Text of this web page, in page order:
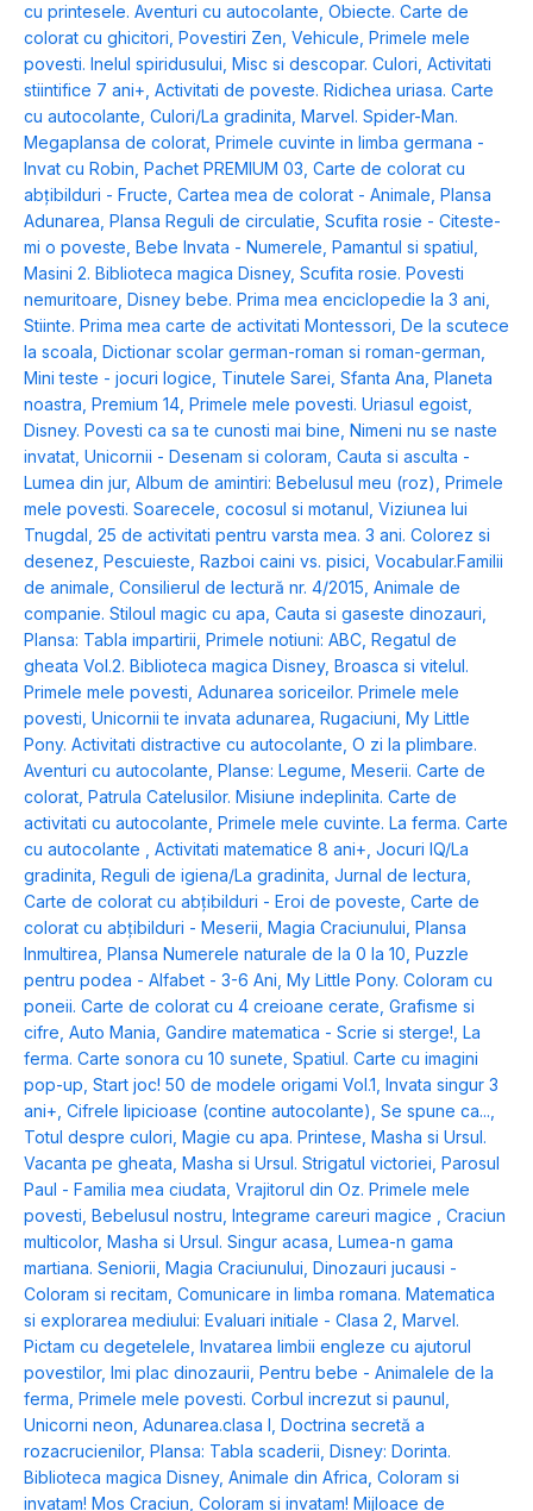
cu printesele. Aventuri cu autocolante, Obiecte. Carte de
colorat cu ghicitori, Povestiri Zen, Vehicule, Primele mele
povesti. Inelul spiridusului, Misc si descopar. Culori, Activitati
stiintifice 7 ani+, Activitati de poveste. Ridichea uriasa. Carte
cu autocolante, Culori/La gradinita, Marvel. Spider-Man.
Megaplansa de colorat, Primele cuvinte in limba germana -
Invat cu Robin, Pachet PREMIUM 03, Carte de colorat cu
abțibilduri - Fructe, Cartea mea de colorat - Animale, Plansa
Adunarea, Plansa Reguli de circulatie, Scufita rosie - Citeste-
mi o poveste, Bebe Invata - Numerele, Pamantul si spatiul ,
Masini 2. Biblioteca magica Disney, Scufita rosie. Povesti
nemuritoare, Disney bebe. Prima mea enciclopedie la 3 ani,
Stiinte. Prima mea carte de activitati Montessori, De la scutece
la scoala, Dictionar scolar german-roman si roman-german,
Mini teste - jocuri logice, Tinutele Sarei, Sfanta Ana, Planeta
noastra, Premium 14, Primele mele povesti. Uriasul egoist,
Disney. Povesti ca sa te cunosti mai bine, Nimeni nu se naste
invatat, Unicornii - Desenam si coloram, Cauta si asculta -
Lumea din jur, Album de amintiri: Bebelusul meu (roz), Primele
mele povesti. Soarecele, cocosul si motanul , Viziunea lui
Tnugdal , 25 de activitati pentru varsta mea. 3 ani. Colorez si
desenez, Pescuieste, Razboi caini vs. pisici, Vocabular.Familii
de animale, Consilierul de lectură nr. 4/2015, Animale de
companie. Stiloul magic cu apa, Cauta si gaseste dinozauri,
Plansa: Tabla impartirii, Primele notiuni: ABC, Regatul de
gheata Vol.2. Biblioteca magica Disney, Broasca si vitelul.
Primele mele povesti, Adunarea soriceilor. Primele mele
povesti, Unicornii te invata adunarea, Rugaciuni, My Little
Pony. Activitati distractive cu autocolante, O zi la plimbare.
Aventuri cu autocolante, Planse: Legume, Meserii. Carte de
colorat, Patrula Catelusilor. Misiune indeplinita. Carte de
activitati cu autocolante, Primele mele cuvinte. La ferma. Carte
cu autocolante , Activitati matematice 8 ani+, Jocuri IQ/La
gradinita, Reguli de igiena/La gradinita, Jurnal de lectura,
Carte de colorat cu abțibilduri - Eroi de poveste, Carte de
colorat cu abțibilduri - Meserii, Magia Craciunului, Plansa
Inmultirea, Plansa Numerele naturale de la 0 la 10, Puzzle
pentru podea - Alfabet - 3-6 Ani, My Little Pony. Coloram cu
poneii. Carte de colorat cu 4 creioane cerate, Grafisme si
cifre, Auto Mania, Gandire matematica - Scrie si sterge!, La
ferma. Carte sonora cu 10 sunete, Spatiul. Carte cu imagini
pop-up, Start joc! 50 de modele origami Vol.1, Invata singur 3
ani+, Cifrele lipicioase (contine autocolante), Se spune ca...,
Totul despre culori, Magie cu apa. Printese, Masha si Ursul.
Vacanta pe gheata, Masha si Ursul. Strigatul victoriei, Parosul
Paul - Familia mea ciudata, Vrajitorul din Oz. Primele mele
povesti, Bebelusul nostru, Integrame careuri magice , Craciun
multicolor, Masha si Ursul. Singur acasa, Lumea-n gama
martiana. Seniorii, Magia Craciunului, Dinozauri jucausi -
Coloram si recitam, Comunicare in limba romana. Matematica
si explorarea mediului: Evaluari initiale - Clasa 2, Marvel.
Pictam cu degetelele, Invatarea limbii engleze cu ajutorul
povestilor, Imi plac dinozaurii, Pentru bebe - Animalele de la
ferma, Primele mele povesti. Corbul increzut si paunul ,
Unicorni neon, Adunarea.clasa I , Doctrina secretă a
rozacrucienilor, Plansa: Tabla scaderii, Disney: Dorinta.
Biblioteca magica Disney, Animale din Africa, Coloram si
invatam! Mos Craciun, Coloram si invatam! Mijloace de